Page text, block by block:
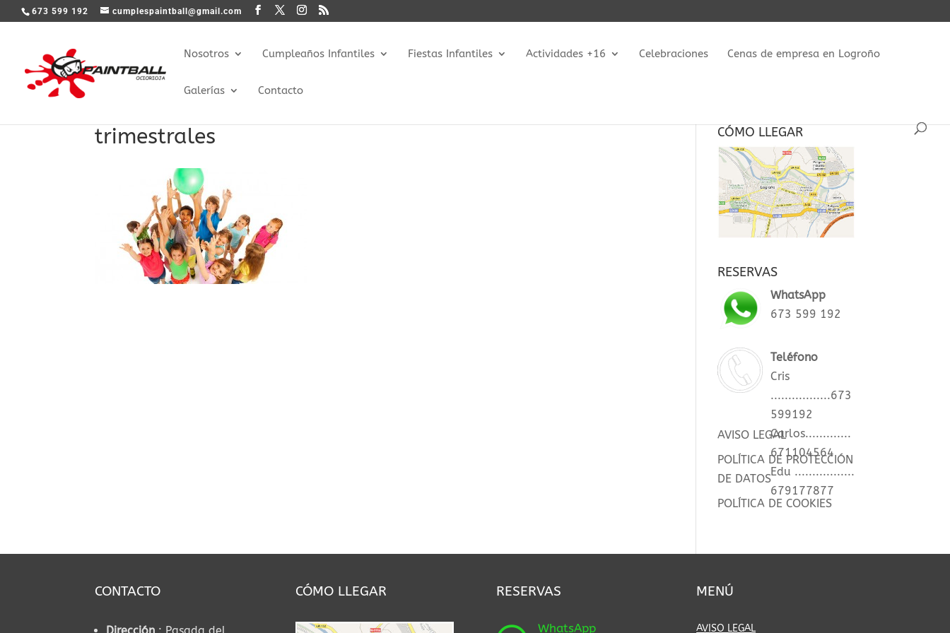
673 599 192 cumplespaintball@gmail.com
Nosotros Cumpleaños Infantiles Fiestas Infantiles Actividades +16 Celebraciones Cenas de empresa en Logroño
Galerías Contacto
trimestrales CÓMO LLEGAR
RESERVAS
WhatsApp
673 599 192
Teléfono
Cris
.................673
599192
Carlos.............
671104564
Edu .................
679177877
AVISO LEGAL
POLÍTICA DE PROTECCIÓN
DE DATOS
POLÍTICA DE COOKIES
CONTACTO CÓMO LLEGAR RESERVAS
WhatsApp
MENÚ
AVISO LEGAL